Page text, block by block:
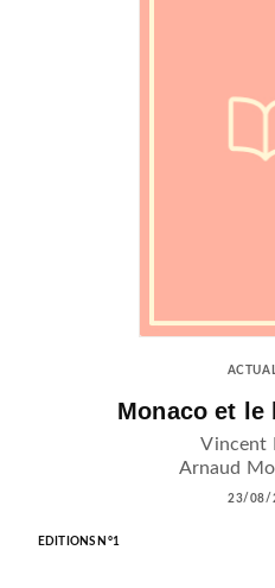
Monaco et le
Vincent
Arnaud
23/08/
EDITIONS N°1